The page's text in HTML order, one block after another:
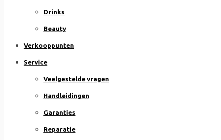
Drinks
Beauty
Verkooppunten
Service
Veelgestelde vragen
Handleidingen
Garanties
Reparatie